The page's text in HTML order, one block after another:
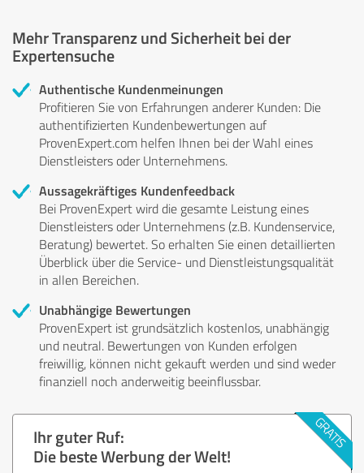
Mehr Transparenz und Sicherheit bei der
Expertensuche
Authentische Kundenmeinungen
Profitieren Sie von Erfahrungen anderer Kunden: Die
authentifizierten Kundenbewertungen auf
ProvenExpert.com helfen Ihnen bei der Wahl eines
Dienstleisters oder Unternehmens.
Aussagekräftiges Kundenfeedback
Bei ProvenExpert wird die gesamte Leistung eines
Dienstleisters oder Unternehmens (z.B. Kundenservice,
Beratung) bewertet. So erhalten Sie einen detaillierten
Überblick über die Service- und Dienstleistungsqualität
in allen Bereichen.
Unabhängige Bewertungen
ProvenExpert ist grundsätzlich kostenlos, unabhängig
und neutral. Bewertungen von Kunden erfolgen
freiwillig, können nicht gekauft werden und sind weder
finanziell noch anderweitig beeinflussbar.
Ihr guter Ruf:
Die beste Werbung der Welt!